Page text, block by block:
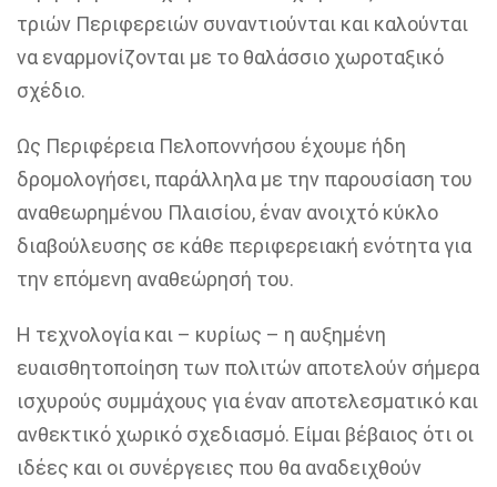
τριών Περιφερειών συναντιούνται και καλούνται
να εναρμονίζονται με το θαλάσσιο χωροταξικό
σχέδιο.
Ως Περιφέρεια Πελοποννήσου έχουμε ήδη
δρομολογήσει, παράλληλα με την παρουσίαση του
αναθεωρημένου Πλαισίου, έναν ανοιχτό κύκλο
διαβούλευσης σε κάθε περιφερειακή ενότητα για
την επόμενη αναθεώρησή του.
Η τεχνολογία και – κυρίως – η αυξημένη
ευαισθητοποίηση των πολιτών αποτελούν σήμερα
ισχυρούς συμμάχους για έναν αποτελεσματικό και
ανθεκτικό χωρικό σχεδιασμό. Είμαι βέβαιος ότι οι
ιδέες και οι συνέργειες που θα αναδειχθούν